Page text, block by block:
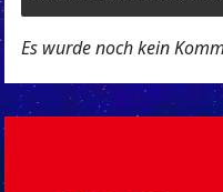
Es wurde noch kein